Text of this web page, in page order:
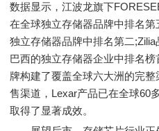
数据显示，江波龙旗下
在全球独立存储器品牌中排名
独立存储器品牌中排名第二
巴西的独立存储器企业中排名
牌构建了覆盖全球六大洲的完
售渠道，Lexar产品已在全球60
取得了显著成效。